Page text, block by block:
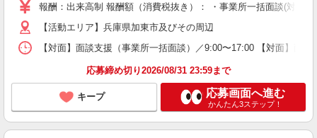
報酬：出来高制 報酬額（消費税抜き）： ・事業所一括面談(対
【活動エリア】兵庫県加東市及びその周辺
【対面】面談支援（事業所一括面談）／9:00〜17:00 【対面】面
応募締め切り2026/08/31 23:59まで
キープ 応募画面へ進む
かんたん3ステップ！